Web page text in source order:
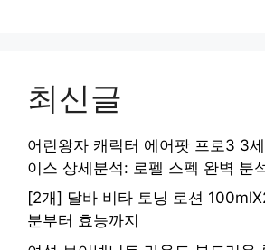
최신글
어린왕자 캐릭터 에어팟 프로3 3
이스 상세분석: 로펠 스펙 완벽 분
[2개] 달바 비타 토닝 로션
분부터 효능까지